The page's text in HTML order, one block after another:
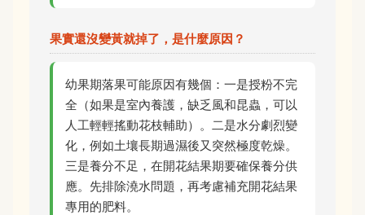
果實還沒變黃就掉了，是什麼原因？
幼果期落果可能原因有幾個：一是授粉不完
全（如果是室內養護，缺乏風和昆蟲，可以
人工輕輕搖動花枝輔助）。二是水分劇烈變
化，例如土壤長期過濕後又突然極度乾燥。
三是養分不足，在開花結果期要確保養分供
應。先排除澆水問題，再考慮補充開花結果
專用的肥料。